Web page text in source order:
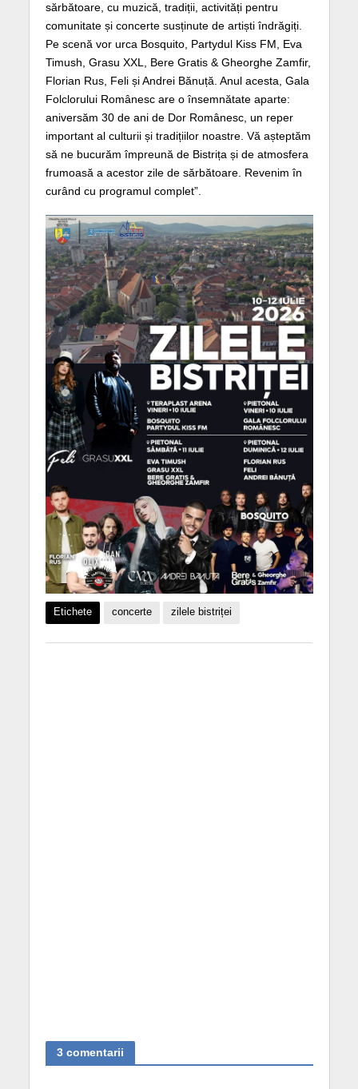
sărbătoare, cu muzică, tradiții, activități pentru
comunitate și concerte susținute de artiști îndrăgiți.
Pe scenă vor urca Bosquito, Partydul Kiss FM, Eva
Timush, Grasu XXL, Bere Gratis & Gheorghe Zamfir,
Florian Rus, Feli și Andrei Bănuță. Anul acesta, Gala
Folclorului Românesc are o însemnătate aparte:
aniversăm 30 de ani de Dor Românesc, un reper
important al culturii și tradițiilor noastre. Vă așteptăm
să ne bucurăm împreună de Bistrița și de atmosfera
frumoasă a acestor zile de sărbătoare. Revenim în
curând cu programul complet”.
Etichete concerte zilele bistriței
3 comentarii